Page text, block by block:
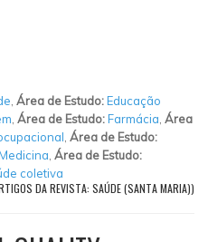
Área de Estudo:Educação
Área de Estudo:Farmácia Área
Área de Estudo:
Área de Estudo:
coletiva
DA REVISTA: SAÚDE (SANTA MARIA))